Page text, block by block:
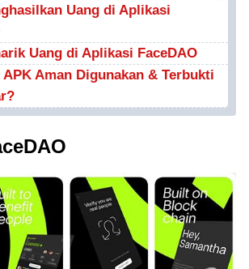
Uang di Aplikasi
Uang di Aplikasi FaceDAO
APK Aman Digunakan & Terbukti